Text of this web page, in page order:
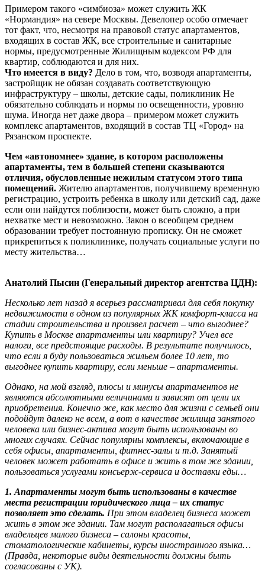
Примером такого «симбиоза» может служить ЖК
«Нормандия» на севере Москвы. Девелопер особо отмечает
тот факт, что, несмотря на правовой статус апартаментов,
входящих в состав ЖК, все строительные и санитарные
нормы, предусмотренные Жилищным кодексом РФ для
квартир, соблюдаются и для них.
Что имеется в виду? Дело в том, что, возводя апартаменты,
застройщик не обязан создавать соответствующую
инфраструктуру – школы, детские сады, поликлиник Не
обязательно соблюдать и нормы по освещенности, уровню
шума. Иногда нет даже двора – примером может служить
комплекс апартаментов, входящий в состав ТЦ «Город» на
Рязанском проспекте.
Чем «автономнее» здание, в котором расположены
апартаменты, тем в большей степени сказываются
отличия, обусловленные нежилым статусом этого типа
помещений. Жителю апартаментов, получившему временную
регистрацию, устроить ребенка в школу или детский сад, даже
если они найдутся поблизости, может быть сложно, а при
нехватке мест и невозможно. Закон о всеобщем среднем
образовании требует постоянную прописку. Он не сможет
прикрепиться к поликлинике, получать социальные услуги по
месту жительства…
Анатолий Пысин (Генеральный директор агентства ЦДН):
Несколько лет назад я всерьез рассматривал для себя покупку
недвижимости в одном из популярных ЖК комфорт-класса на
стадии строительства и произвел расчет – что выгоднее?
Купить в Москве апартаменты или квартиру? Учел все
налоги, все предстоящие расходы. В результате получилось,
что если я буду пользоваться жильем более 10 лет, то
выгоднее купить квартиру, если меньше – апартаменты.
Однако, на мой взгляд, плюсы и минусы апартаментов не
являются абсолютными величинами и зависят от цели их
приобретения. Конечно же, как место для жизни с семьей они
подойдут далеко не всем, а вот в качестве жилища занятого
человека или бизнес-актива могут быть использованы во
многих случаях. Сейчас популярны комплексы, включающие в
себя офисы, апартаменты, фитнес-залы и т.д. Занятый
человек может работать в офисе и жить в том же здании,
пользоваться услугами консьерж-сервиса и доставки еды…
1. Апартаменты могут быть использованы в качестве
места регистрации юридического лица – их статус
позволяет это сделать. При этом владелец бизнеса может
жить в этом же здании. Там могут располагаться офисы
владельцев малого бизнеса – салоны красоты,
стоматологические кабинеты, курсы иностранного языка…
(Правда, некоторые виды деятельности должны быть
согласованы с УК).